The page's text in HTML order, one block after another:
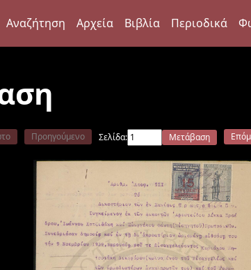
Αναζήτηση Αρχεία Βιβλία Περιοδικά
Προηγούμενο Σελίδα: Μετάβαση